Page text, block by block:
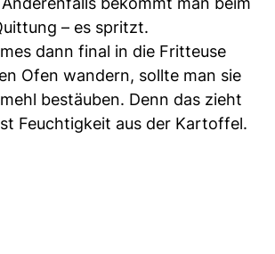
– es spritzt.
dann final in die Fritteuse
Ofen wandern, sollte man sie
bestäuben. Denn das zieht
Feuchtigkeit aus der Kartoffel.